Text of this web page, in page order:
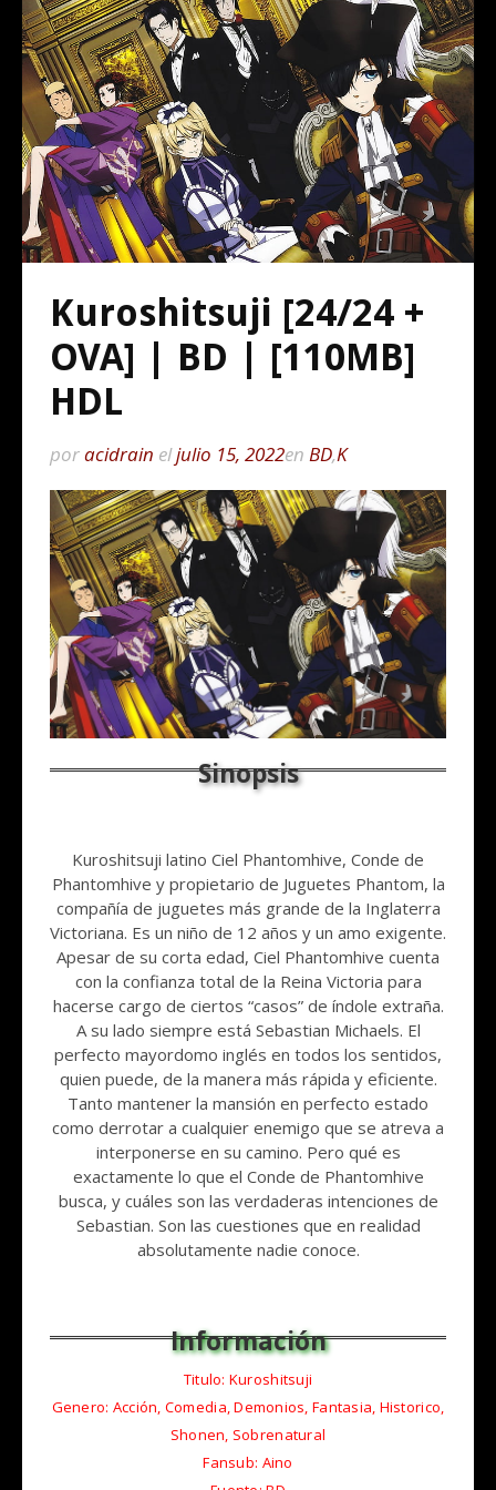
Kuroshitsuji [24/24 +
OVA] | BD | [110MB]
HDL
poracidrain eljulio 15, 2022en BD,K
Kuroshitsuji latino Ciel Phantomhive, Conde de
Phantomhive y propietario de Juguetes Phantom, la
compañía de juguetes más grande de la Inglaterra
Victoriana. Es un niño de 12 años y un amo exigente.
Apesar de su corta edad, Ciel Phantomhive cuenta
con la confianza total de la Reina Victoria para
hacerse cargo de ciertos “casos” de í­ndole extraña.
A su lado siempre está Sebastian Michaels. El
perfecto mayordomo inglés en todos los sentidos,
quien puede, de la manera más rápida y eficiente.
Tanto mantener la mansión en perfecto estado
como derrotar a cualquier enemigo que se atreva a
interponerse en su camino. Pero qué es
exactamente lo que el Conde de Phantomhive
busca, y cuáles son las verdaderas intenciones de
Sebastian. Son las cuestiones que en realidad
absolutamente nadie conoce.
Titulo: Kuroshitsuji
Genero: Acción, Comedia, Demonios, Fantasia, Historico,
Shonen, Sobrenatural
Fansub: Aino